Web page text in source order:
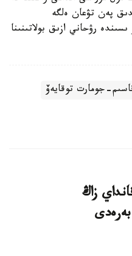
پەن تۋعان ەلگە
رۋحاني ازىق بولاتىنىنا
جومارت توقايەۆ
زاڭ